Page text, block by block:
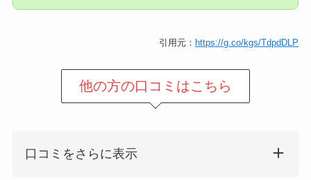
引用元： https://g.co/kgs/TdpdDLP
他の方の口コミはこちら
口コミをさらに表示